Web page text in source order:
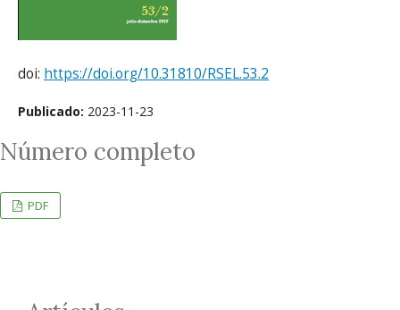
doi: https://doi.org/10.31810/RSEL.53.2
Publicado: 2023-11-23
Número completo
PDF